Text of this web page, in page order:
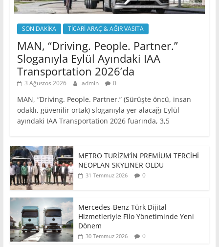
SON DAKİKA TİCARİ ARAÇ & AĞIR VASITA
MAN, “Driving. People. Partner.”
Sloganıyla Eylül Ayındaki IAA
Transportation 2026’da
3 Ağustos 2026 admin 0
MAN, “Driving. People. Partner.” (Sürüşte öncü, insan
odaklı, güvenilir ortak) sloganıyla yer alacağı Eylül
ayındaki IAA Transportation 2026 fuarında, 3,5
METRO TURİZM’İN PREMİUM TERCİHİ
NEOPLAN SKYLINER OLDU
31 Temmuz 2026 0
Mercedes-Benz Türk Dijital
Hizmetleriyle Filo Yönetiminde Yeni
Dönem
30 Temmuz 2026 0